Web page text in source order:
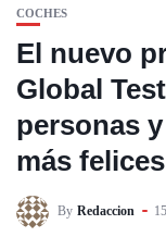
COCHES
El nuevo
Global
personas
más felices
By Redaccion